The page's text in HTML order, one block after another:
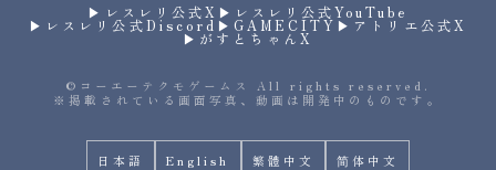
▶︎レスレリ公式X ▶︎レスレリ公式YouTube
▶︎レスレリ公式Discord ▶︎GAMECITY ▶︎アトリエ公式X
▶︎がすとちゃんX
©コーエーテクモゲームス All rights reserved.
※掲載されている画面写真、動画は開発中のものです。
日本語 English 繁體中文 简体中文